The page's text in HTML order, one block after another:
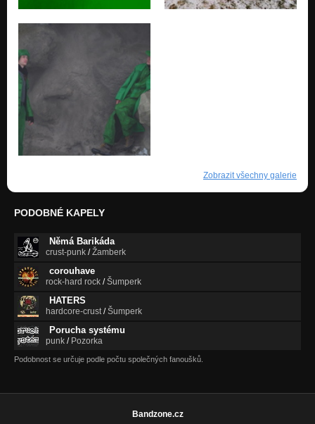
Zobrazit všechny galerie
PODOBNÉ KAPELY
Němá Barikáda
crust-punk /Žamberk
corouhave
rock-hard rock /Šumperk
HATERS
hardcore-crust /Šumperk
Porucha systému
punk / Pozorka
Podobnost se určuje podle počtu společných fanoušků.
Bandzone.cz